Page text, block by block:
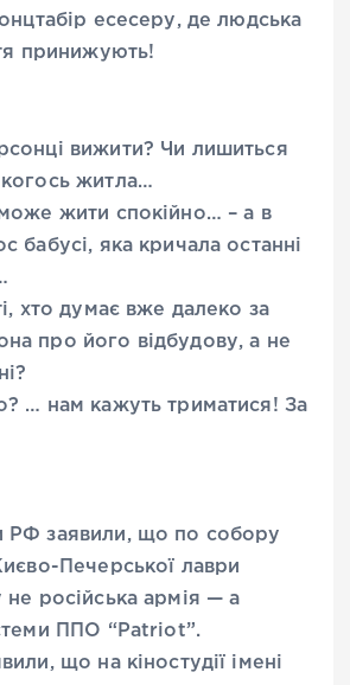
есесеру, де людська
принижують!
вижити? Чи лишиться
житла…
жити спокійно… – а в
бабусі, яка кричала останні
хто думає вже далеко за
про його відбудову, а не
… нам кажуть триматися! За
РФ заявили, що по собору
Печерської лаври
не російська армія — а
ППО “Patriot”.
що на кіностудії імені